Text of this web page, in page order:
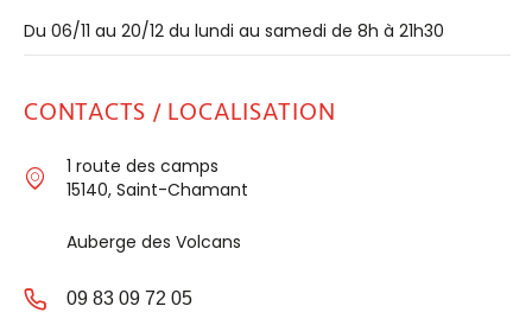
Du 06/11 au 20/12 du lundi au samedi de 8h à 21h30
CONTACTS / LOCALISATION
1 route des camps
15140, Saint-Chamant
Auberge des Volcans
09 83 09 72 05